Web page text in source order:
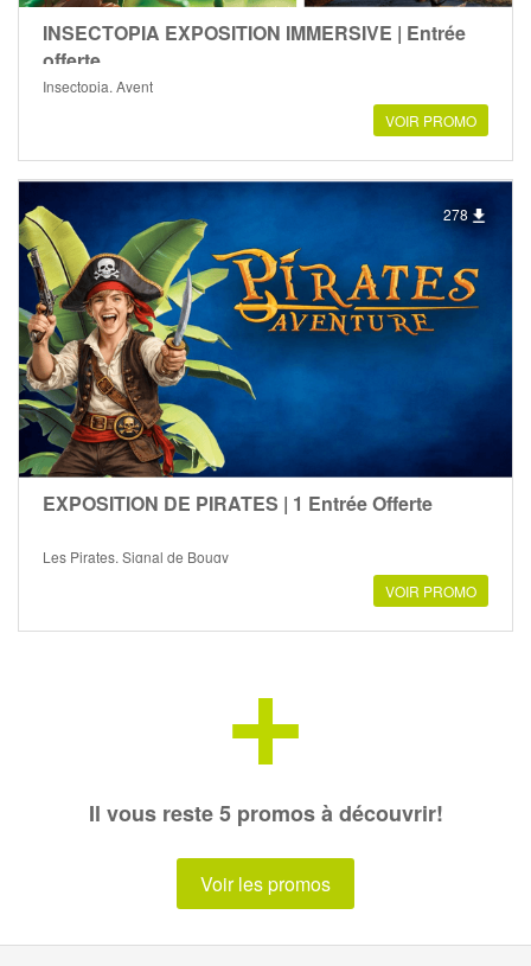
INSECTOPIA EXPOSITION IMMERSIVE | Entrée
offerte
Insectopia, Ayent
VOIR PROMO
278
EXPOSITION DE PIRATES | 1 Entrée Offerte
Les Pirates, Signal de Bougy
VOIR PROMO
+
Il vous reste 5 promos à découvrir!
Voir les promos